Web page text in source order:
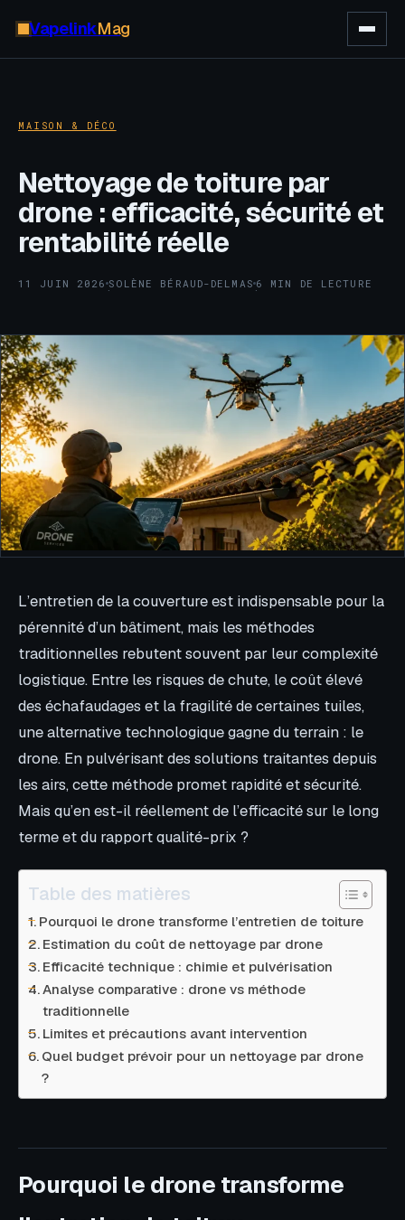
VapelinkMag
MAISON & DÉCO
Nettoyage de toiture par
drone : efficacité, sécurité et
rentabilité réelle
11 JUIN 2026·SOLÈNE BÉRAUD-DELMAS ·
6 MIN DE LECTURE
L’entretien de la couverture est indispensable pour la
pérennité d’un bâtiment, mais les méthodes
traditionnelles rebutent souvent par leur complexité
logistique. Entre les risques de chute, le coût élevé
des échafaudages et la fragilité de certaines tuiles,
une alternative technologique gagne du terrain : le
drone. En pulvérisant des solutions traitantes depuis
les airs, cette méthode promet rapidité et sécurité.
Mais qu’en est-il réellement de l’efficacité sur le long
terme et du rapport qualité-prix ?
Table des matières
Pourquoi le drone transforme l’entretien de toiture
Estimation du coût de nettoyage par drone
Efficacité technique : chimie et pulvérisation
Analyse comparative : drone vs méthode
traditionnelle
Limites et précautions avant intervention
Quel budget prévoir pour un nettoyage par drone
?
Pourquoi le drone transforme